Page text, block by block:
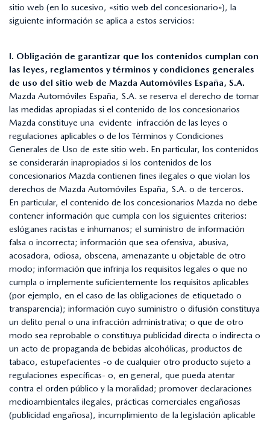
sitio web (en lo sucesivo, «sitio web del concesionario»), la
siguiente información se aplica a estos servicios:
I. Obligación de garantizar que los contenidos cumplan con
las leyes, reglamentos y términos y condiciones generales
de uso del sitio web de Mazda Automóviles España, S.A.
Mazda Automóviles España, S.A. se reserva el derecho de tomar
las medidas apropiadas si el contenido de los concesionarios
Mazda constituye una evidente infracción de las leyes o
regulaciones aplicables o de los Términos y Condiciones
Generales de Uso de este sitio web. En particular, los contenidos
se considerarán inapropiados si los contenidos de los
concesionarios Mazda contienen fines ilegales o que violan los
derechos de Mazda Automóviles España, S.A. o de terceros.
En particular, el contenido de los concesionarios Mazda no debe
contener información que cumpla con los siguientes criterios:
eslóganes racistas e inhumanos; el suministro de información
falsa o incorrecta; información que sea ofensiva, abusiva,
acosadora, odiosa, obscena, amenazante u objetable de otro
modo; información que infrinja los requisitos legales o que no
cumpla o implemente suficientemente los requisitos aplicables
(por ejemplo, en el caso de las obligaciones de etiquetado o
transparencia); información cuyo suministro o difusión constituya
un delito penal o una infracción administrativa; o que de otro
modo sea reprobable o constituya publicidad directa o indirecta o
un acto de propaganda de bebidas alcohólicas, productos de
tabaco, estupefacientes -o de cualquier otro producto sujeto a
regulaciones específicas- o, en general, que pueda atentar
contra el orden público y la moralidad; promover declaraciones
medioambientales ilegales, prácticas comerciales engañosas
(publicidad engañosa), incumplimiento de la legislación aplicable